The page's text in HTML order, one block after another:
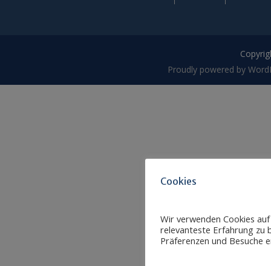
Proudly powered by
Cookies
Wir verwenden Cookies
relevanteste Erfahrung zu
Präferenzen und Besuche